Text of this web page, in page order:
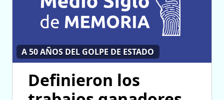
A 50 AÑOS DEL GOLPE DE ESTADO
Definieron los